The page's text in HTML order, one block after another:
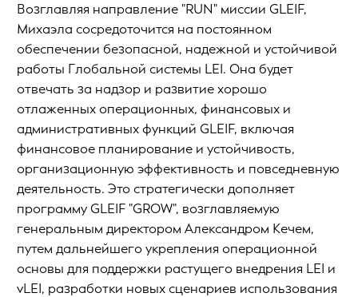
Возглавляя направление "RUN" миссии GLEIF,
Михаэла сосредоточится на постоянном
обеспечении безопасной, надежной и устойчивой
работы Глобальной системы LEI. Она будет
отвечать за надзор и развитие хорошо
отлаженных операционных, финансовых и
административных функций GLEIF, включая
финансовое планирование и устойчивость,
организационную эффективность и повседневную
деятельность. Это стратегически дополняет
программу GLEIF "GROW", возглавляемую
генеральным директором Александром Кечем,
путем дальнейшего укрепления операционной
основы для поддержки растущего внедрения LEI и
vLEI, разработки новых сценариев использования